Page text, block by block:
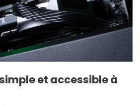
et accessible à